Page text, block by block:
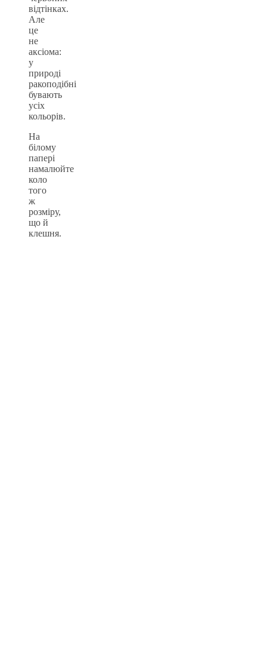
відтінках.
Але
це
не
аксіома:
у
природі
ракоподібні
бувають
усіх
кольорів.
На
білому
папері
намалюйте
коло
того
ж
розміру,
що й
клешня.